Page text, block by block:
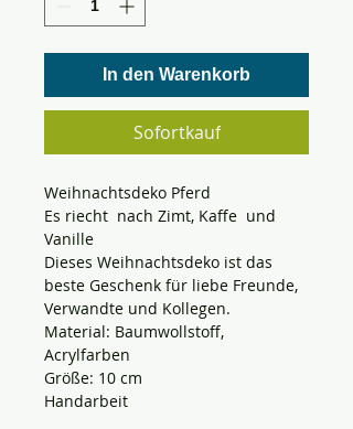
In den Warenkorb
Sofortkauf
Weihnachtsdeko Pferd
Es riecht nach Zimt, Kaffe und
Vanille
Dieses Weihnachtsdeko ist das
beste Geschenk für liebe Freunde,
Verwandte und Kollegen.
Material: Baumwollstoff,
Acrylfarben
Größe: 10 cm
Handarbeit